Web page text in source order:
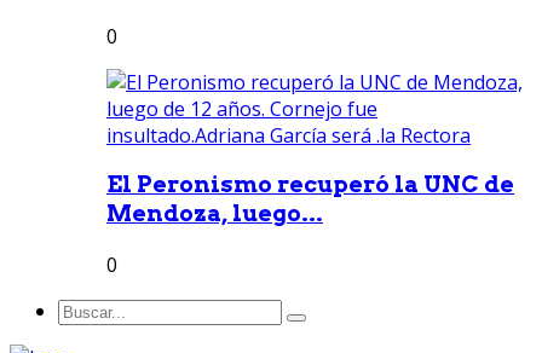
0
El Peronismo recuperó la UNC de
Mendoza, luego...
0